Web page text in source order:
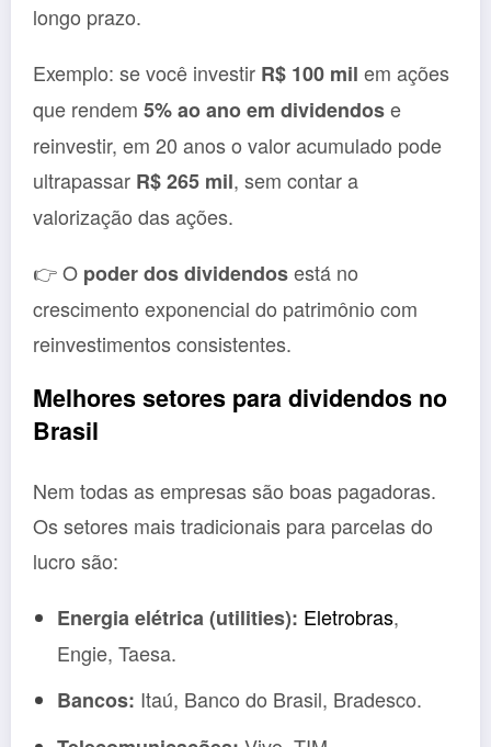
longo prazo.
Exemplo: se você investir R$ 100 mil em ações
que rendem 5% ao ano em dividendose
reinvestir, em 20 anos o valor acumulado pode
ultrapassar R$ 265 mil, sem contar a
valorização das ações.
👉 O poder dos dividendosestá no
crescimento exponencial do patrimônio com
reinvestimentos consistentes.
Melhores setores para dividendos no
Brasil
Nem todas as empresas são boas pagadoras.
Os setores mais tradicionais para parcelas do
lucro são:
Energia elétrica (utilities): Eletrobras,
Engie, Taesa.
Bancos: Itaú, Banco do Brasil, Bradesco.